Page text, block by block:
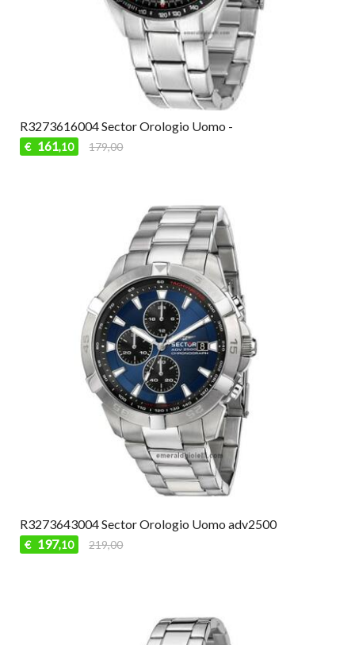
R3273616004 Sector Orologio Uomo -
€ 161,10 179,00
R3273643004 Sector Orologio Uomo adv2500
€ 197,10 219,00